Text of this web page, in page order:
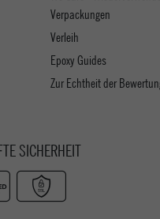
Verpackungen
Verleih
Epoxy Guides
Zur Echtheit der
SICHERHEIT